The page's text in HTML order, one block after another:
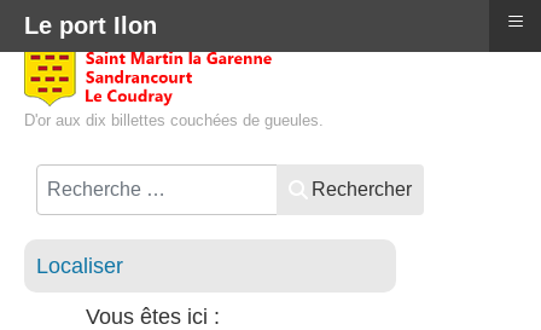
D'or aux dix billettes couchées de gueules.
Rechercher
Localiser
Vous êtes ici :
Le port Ilon ≡